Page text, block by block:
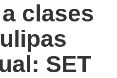
clases
SET